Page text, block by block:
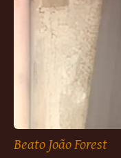
Beato João Forest